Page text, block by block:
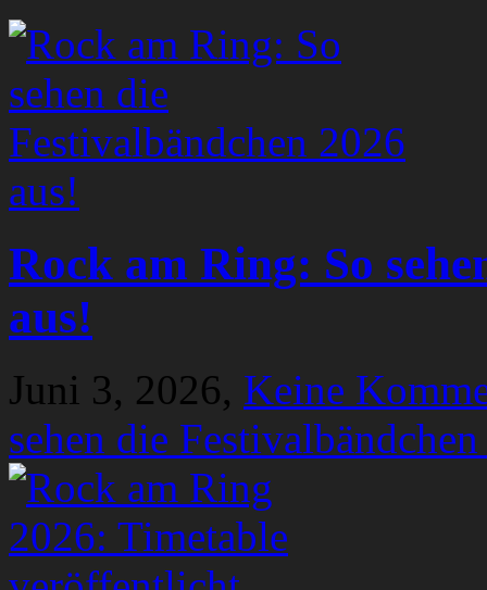
Rock am Ring: So
aus!
Juni 3, 2026, Keine
sehen die